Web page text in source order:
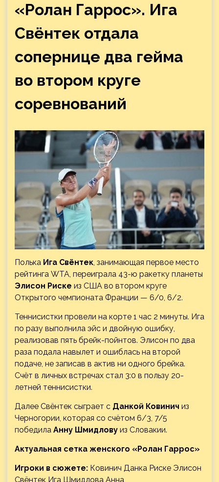
«Ролан Гаррос». Ига
Свёнтек отдала
сопернице два гейма
во втором круге
соревнований
Полька Ига Свёнтек , занимающая первое место
рейтинга WTA, переиграла 43-ю ракетку планеты
Элисон Риске из США во втором круге
Открытого чемпионата Франции — 6/0, 6/2.
Теннисистки провели на корте 1 час 2 минуты. Ига
по разу выполнила эйс и двойную ошибку,
реализовав пять брейк-пойнтов. Элисон по два
раза подала навылет и ошиблась на второй
подаче, не записав в актив ни одного брейка.
Счёт в личных встречах стал 3:0 в пользу 20-
летней теннисистки.
Далее Свёнтек сыграет с Данкой Ковинич из
Черногории, которая со счётом 6/3, 7/5
победила Анну Шмидлову из Словакии.
Актуальная сетка женского «Ролан Гаррос»
Игроки в сюжете: Ковинич Данка Риске Элисон
Свёнтек Ига Шмидлова Анна